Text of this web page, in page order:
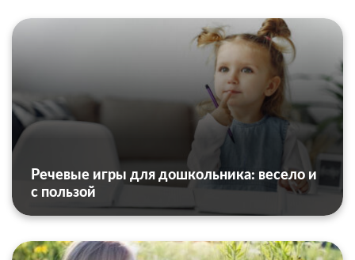
Речевые игры для дошкольника: весело и
с пользой